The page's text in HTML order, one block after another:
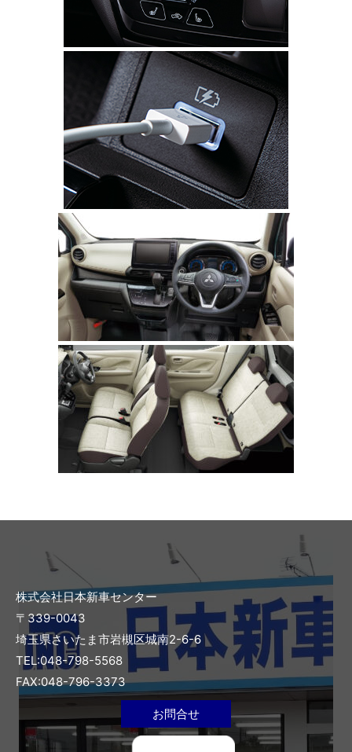
株式会社日本新車センター
〒339-0043
埼玉県さいたま市岩槻区城南2-6-6
TEL:048-798-5568
FAX:048-796-3373
お問合せ